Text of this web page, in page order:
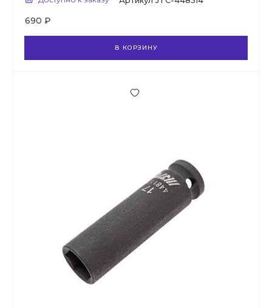
690 ₽
В КОРЗИНУ